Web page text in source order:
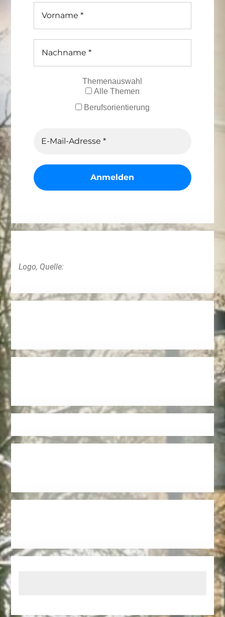
Themenauswahl
Alle Themen
Berufsorientierung
Logo, Quelle: